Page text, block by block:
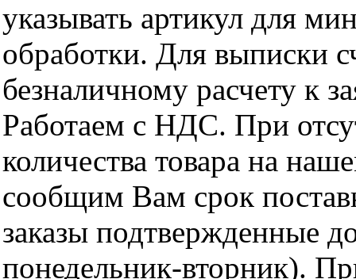
указывать артикул для
обработки. Для выписки
безналичному расчету к
Работаем с НДС. При
количества товара на
сообщим Вам срок
заказы подтвержденные
понедельник-вторник).